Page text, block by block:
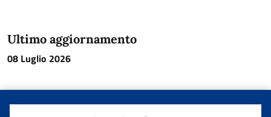
Ultimo aggiornamento
08 Luglio 2026